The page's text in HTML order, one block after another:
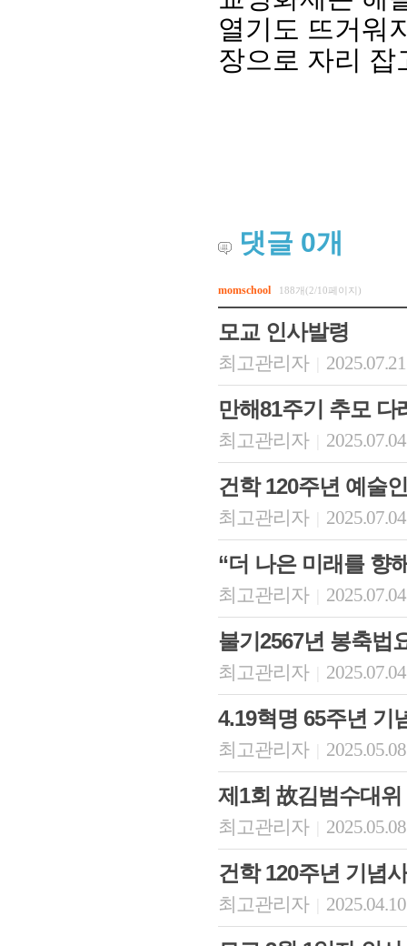
열기도 뜨거워
장으로 자리 잡
댓글 0개
momschool 188개(2/10페이지)
모교 인사발령
최고관리자
만해81주기 추모 다
최고관리자
건학 120주년 예술
최고관리자
“더 나은 미래를 향
최고관리자
불기2567년 봉축법
최고관리자
4.19혁명 65주년 기
최고관리자
제1회 故김범수대
최고관리자
건학 120주년 기념
최고관리자